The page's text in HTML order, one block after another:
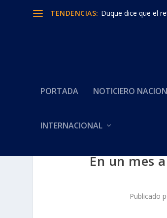
TENDENCIAS: Duque dice que el
PORTADA NOTICIERO
INTERNACIONAL
En un mes
Publicado